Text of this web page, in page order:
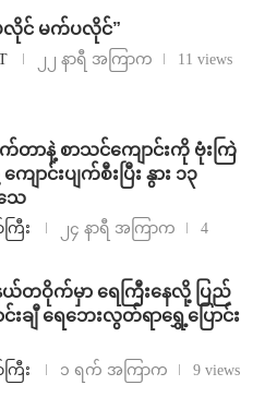
လိုင် မက်ပလိုင်”
၂၂ နာရီ အကြာက 11 views
က်တာနဲ့ စာသင်ကျောင်းကို ဗုံးကြဲ
ောင်းပျက်စီးပြီး နွား ၁၃
ေ
ြီး ၂၄ နာရီ အကြာက
4
နယ်တဝိုက်မှာ ရေကြီးနေလို့ ပြည်
းချီ ရေဘေးလွတ်ရာရွှေ့ပြောင်း
ြီး ၁ ရက် အကြာက 9 views